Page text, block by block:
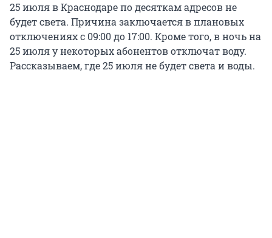
25 июля в Краснодаре по десяткам адресов не
будет света. Причина заключается в плановых
отключениях с 09:00 до 17:00. Кроме того, в ночь на
25 июля у некоторых абонентов отключат воду.
Рассказываем, где 25 июля не будет света и воды.